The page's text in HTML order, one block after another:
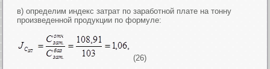
в) определим индекс затрат по заработной плате на тонну
произведенной продукции по формуле:
(26)